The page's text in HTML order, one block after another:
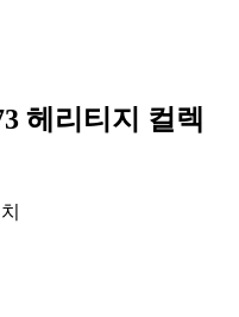
헤리티지 컬렉